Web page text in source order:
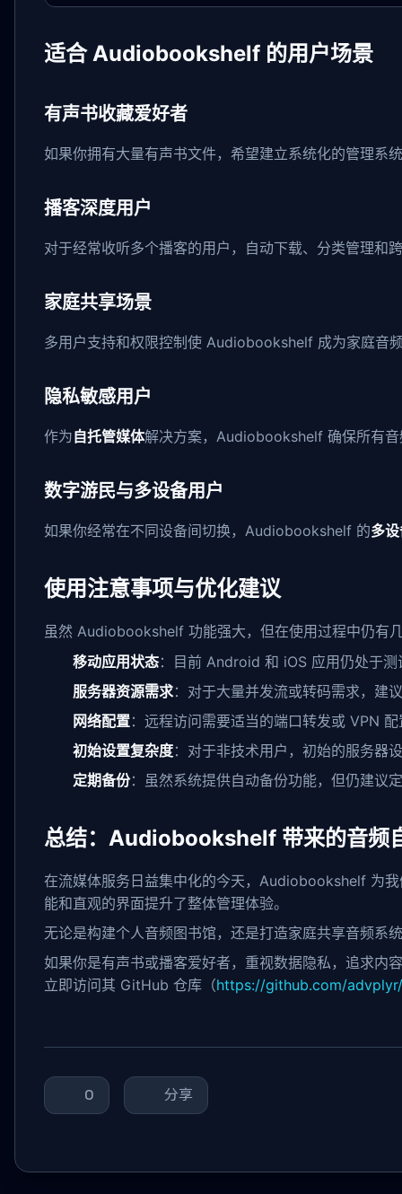
适合 Audiobookshelf 的用户场景
有声书收藏爱好者
如果你拥有大量有声书文件，希望建立系统化的管理
播客深度用户
对于经常收听多个播客的用户，自动下载、分类管理
家庭共享场景
多用户支持和权限控制使 Audiobookshelf 成为家庭音
隐私敏感用户
作为自托管媒体解决方案，Audiobookshelf 确保所有
数字游民与多设备用户
如果你经常在不同设备间切换，Audiobookshelf 的多
使用注意事项与优化建议
虽然 Audiobookshelf 功能强大，但在使用过程中仍有
移动应用状态：目前 Android 和 iOS 应用仍处于
服务器资源需求：对于大量并发流或转码需求，建
网络配置：远程访问需要适当的端口转发或 VPN
初始设置复杂度：对于非技术用户，初始的服务器
定期备份：虽然系统提供自动备份功能，但仍建议
总结：Audiobookshelf 带来的音频
在流媒体服务日益集中化的今天，Audiobookshelf 为
能和直观的界面提升了整体管理体验。
无论是构建个人音频图书馆，还是打造家庭共享音频
如果你是有声书或播客爱好者，重视数据隐私，追求
立即访问其 GitHub 仓库（https://github.com/advplyr/
0 分享